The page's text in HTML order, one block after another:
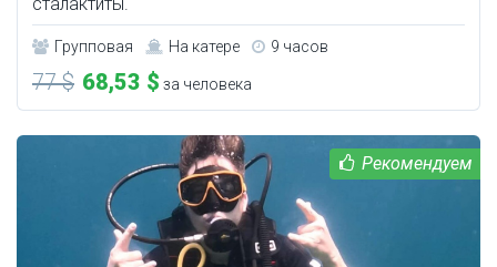
сталактиты.
Групповая На катере 9 часов
77 $ 68,53 $ за человека